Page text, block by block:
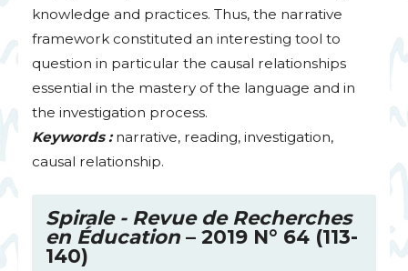
knowledge and practices. Thus, the narrative
framework constituted an interesting tool to
question in particular the causal relationships
essential in the mastery of the language and in
the investigation process.
Keywords : narrative, reading, investigation,
causal relationship.
Spirale - Revue de Recherches
en Éducation – 2019 N° 64 (113-
140)